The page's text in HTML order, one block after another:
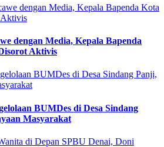
dengan Media, Kepala Bapenda
Aktivis
BUMDes di Desa Sindang
Masyarakat